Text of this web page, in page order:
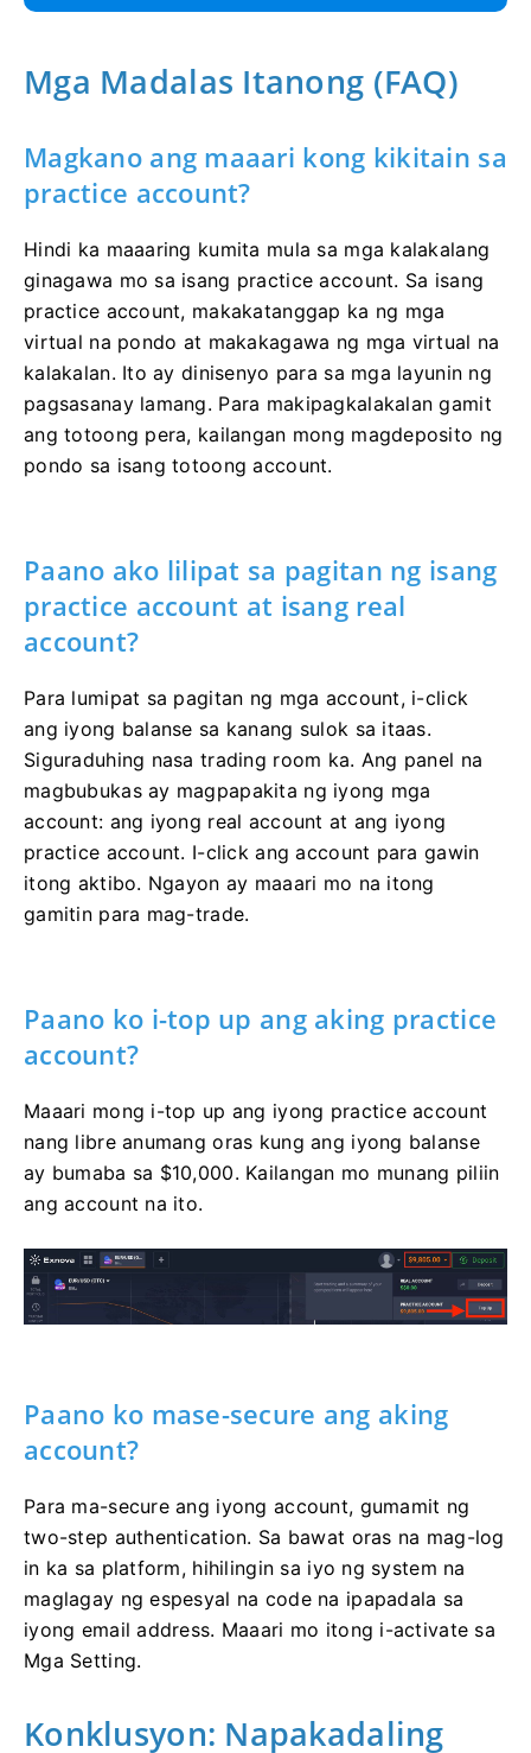
Mga Madalas Itanong (FAQ)
Magkano ang maaari kong kikitain sa
practice account?
Hindi ka maaaring kumita mula sa mga kalakalang
ginagawa mo sa isang practice account. Sa isang
practice account, makakatanggap ka ng mga
virtual na pondo at makakagawa ng mga virtual na
kalakalan. Ito ay dinisenyo para sa mga layunin ng
pagsasanay lamang. Para makipagkalakalan gamit
ang totoong pera, kailangan mong magdeposito ng
pondo sa isang totoong account.
Paano ako lilipat sa pagitan ng isang
practice account at isang real
account?
Para lumipat sa pagitan ng mga account, i-click
ang iyong balanse sa kanang sulok sa itaas.
Siguraduhing nasa trading room ka. Ang panel na
magbubukas ay magpapakita ng iyong mga
account: ang iyong real account at ang iyong
practice account. I-click ang account para gawin
itong aktibo. Ngayon ay maaari mo na itong
gamitin para mag-trade.
Paano ko i-top up ang aking practice
account?
Maaari mong i-top up ang iyong practice account
nang libre anumang oras kung ang iyong balanse
ay bumaba sa $10,000. Kailangan mo munang piliin
ang account na ito.
Paano ko mase-secure ang aking
account?
Para ma-secure ang iyong account, gumamit ng
two-step authentication. Sa bawat oras na mag-log
in ka sa platform, hihilingin sa iyo ng system na
maglagay ng espesyal na code na ipapadala sa
iyong email address. Maaari mo itong i-activate sa
Mga Setting.
Konklusyon: Napakadaling